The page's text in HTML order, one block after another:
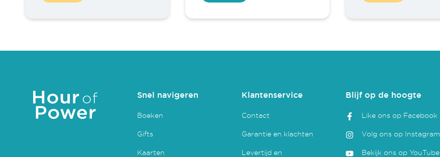
Snel navigeren
Boeken
Gifts
Kaarten
Klantenservice
Contact
Garantie en klachten
Levertijd en
Blijf op de hoogte
Like ons op Facebook
Volg ons op Instagram
Bekijk ons op YouTube